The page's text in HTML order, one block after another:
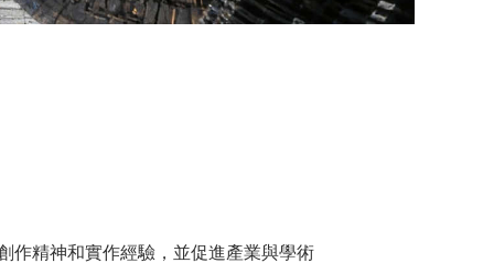
作精神和實作經驗，並促進產業與學術